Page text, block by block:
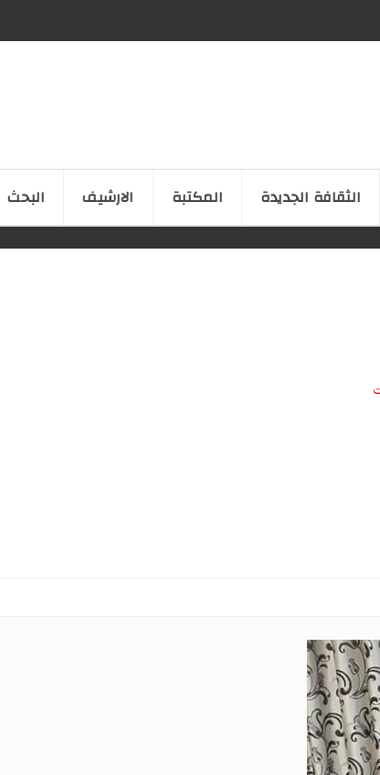
الثقافة الجدیدة المكتبة الارشیف البحث